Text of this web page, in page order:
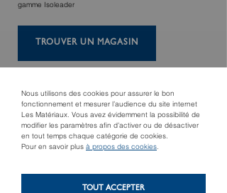
Nous utilisons des cookies pour assurer le bon
fonctionnement et mesurer l’audience du site internet
Les Matériaux. Vous avez évidemment la possibilité de
modifier les paramètres afin d’activer ou de désactiver
en tout temps chaque catégorie de cookies.
Pour en savoir plus à propos des cookies.
TOUT ACCEPTER
gamme Isoleader
TROUVER UN MAGASIN